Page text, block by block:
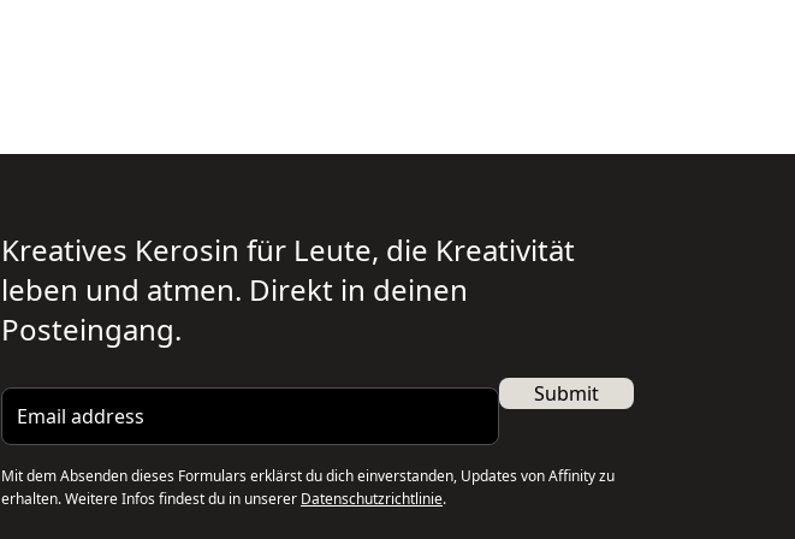
Kreatives Kerosin für Leute, die Kreativität
leben und atmen. Direkt in deinen
Posteingang.
Email address Submit
Mit dem Absenden dieses Formulars erklärst du dich einverstanden, Updates von Affinity zu
erhalten. Weitere Infos findest du in unserer Datenschutzrichtlinie.